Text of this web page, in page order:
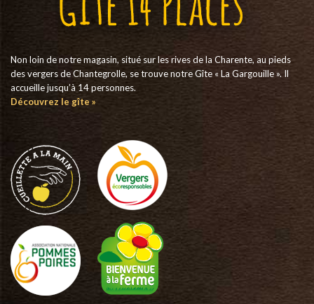
Non loin de notre magasin, situé sur les rives de la Charente, au pieds
des vergers de Chantegrolle, se trouve notre Gîte « La Gargouille ». Il
accueille jusqu’à 14 personnes.
Découvrez le gîte »